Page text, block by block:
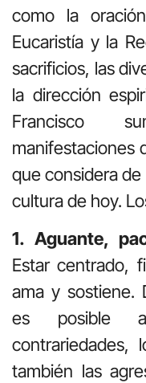
como la
Eucaristía y la
sacrificios, las
la dirección
Francisco
manifestaciones
que considera
cultura de hoy.
1. Aguante,
Estar centrado,
ama y sostiene.
es posible
contrariedades,
también las